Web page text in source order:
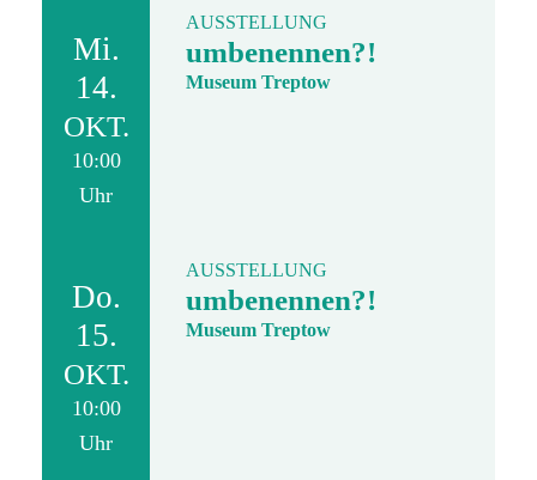
Mi.
14.
OKT.
10:00
Uhr
AUSSTELLUNG
umbenennen?!
Museum Treptow
Do.
15.
OKT.
10:00
Uhr
AUSSTELLUNG
umbenennen?!
Museum Treptow